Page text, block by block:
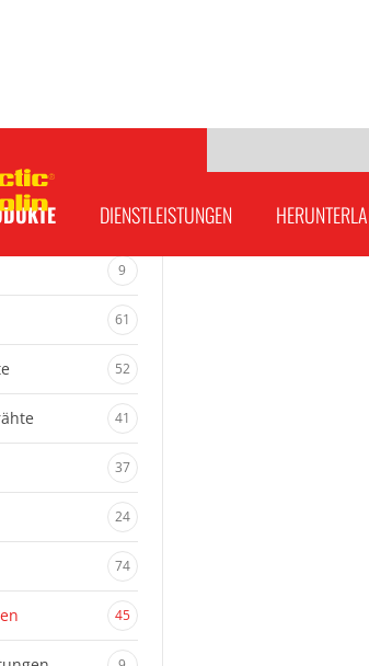
DIENSTLEISTUNGEN
9
61
52
41
37
24
74
45